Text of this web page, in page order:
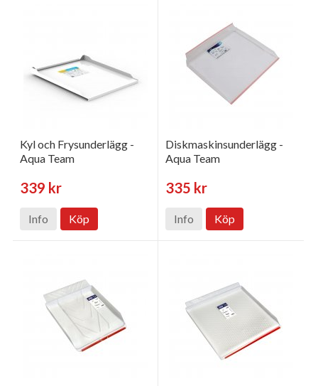
Kyl och Frysunderlägg -
Aqua Team
339 kr
Info Köp
Diskmaskinsunderlägg -
Aqua Team
335 kr
Info Köp